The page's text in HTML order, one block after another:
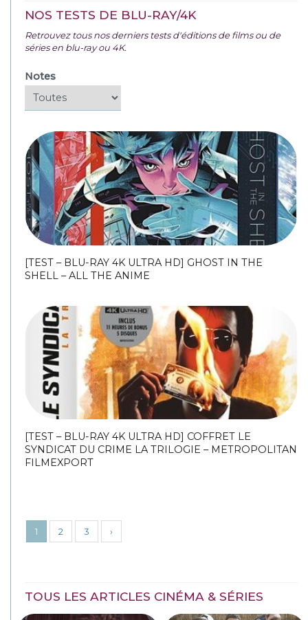
NOS TESTS DE BLU-RAY/4K
Retrouvez tous nos derniers tests d'éditions de films ou de
séries en blu-ray ou 4K.
Notes
[TEST – BLU-RAY 4K ULTRA HD] GHOST IN THE
SHELL – ALL THE ANIME
[TEST – BLU-RAY 4K ULTRA HD] COFFRET LE
SYNDICAT DU CRIME LA TRILOGIE – METROPOLITAN
FILMEXPORT
1 2 3 ›
TOUS LES ARTICLES CINÉMA & SÉRIES